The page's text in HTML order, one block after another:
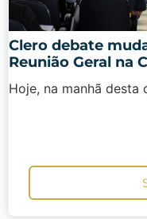
Clero debate
Reunião Geral na
Hoje, na manhã